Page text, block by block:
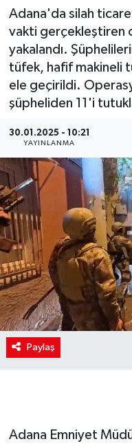
Adana'da silah
vakti gerçekleştiren
yakalandı.
tüfek, hafif makineli
ele geçirildi.
şüpheliden 11'i
30.01.2025 - 10:21
YAYINLANMA
Paylaş
Adana Emniyet